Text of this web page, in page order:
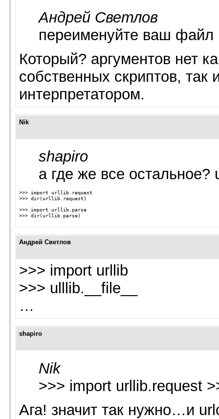
Андрей Светлов
переименуйте ваш файл
Который? аргументов нет
собственных скриптов, так
интерпретатором.
Nik
shapiro
а где же все
>>> import urllib.request
>>> dir(urllib.request)
>>> import urllib.parse
>>> dir(urllib.parse)
Андрей Светлов
>>> import urllib
>>> ulllib.__file__
…
shapiro
Nik
>>> import urllib.request
Ага! значит так нужно…и